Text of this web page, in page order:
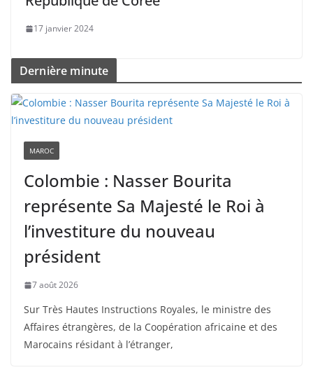
17 janvier 2024
Dernière minute
MAROC
Colombie : Nasser Bourita
représente Sa Majesté le Roi à
l’investiture du nouveau
président
7 août 2026
Sur Très Hautes Instructions Royales, le ministre des
Affaires étrangères, de la Coopération africaine et des
Marocains résidant à l’étranger,